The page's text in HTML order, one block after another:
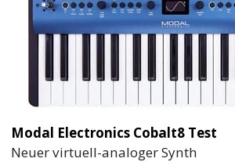
Modal Electronics Cobalt8 Test
Neuer virtuell-analoger Synth